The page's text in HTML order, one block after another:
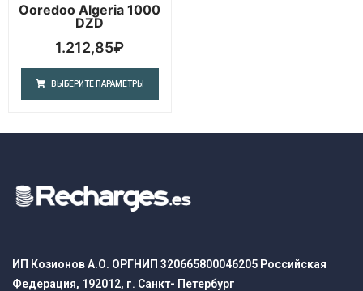
Ooredoo Algeria 1000
DZD
1.212,85₽
ВЫБЕРИТЕ ПАРАМЕТРЫ
ИП Козионов А.О. ОРГНИП 320665800046205 Российская
Федерация, 192012, г. Санкт- Петербург